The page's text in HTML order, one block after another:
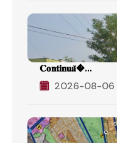
𝐂𝐨𝐧𝐭𝐢𝐧𝐮𝐚̆�...
2026-08-06